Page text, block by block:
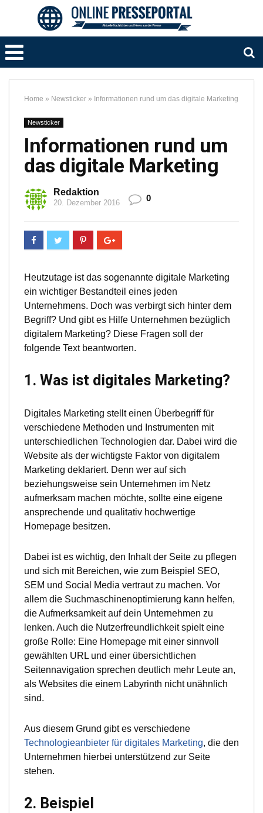
Home » Newsticker » Informationen rund um das digitale Marketing
Newsticker
Informationen rund um
das digitale Marketing
Redaktion
20. Dezember 2016 0
Heutzutage ist das sogenannte digitale Marketing
ein wichtiger Bestandteil eines jeden
Unternehmens. Doch was verbirgt sich hinter dem
Begriff? Und gibt es Hilfe Unternehmen bezüglich
digitalem Marketing? Diese Fragen soll der
folgende Text beantworten.
1. Was ist digitales Marketing?
Digitales Marketing stellt einen Überbegriff für
verschiedene Methoden und Instrumenten mit
unterschiedlichen Technologien dar. Dabei wird die
Website als der wichtigste Faktor von digitalem
Marketing deklariert. Denn wer auf sich
beziehungsweise sein Unternehmen im Netz
aufmerksam machen möchte, sollte eine eigene
ansprechende und qualitativ hochwertige
Homepage besitzen.
Dabei ist es wichtig, den Inhalt der Seite zu pflegen
und sich mit Bereichen, wie zum Beispiel SEO,
SEM und Social Media vertraut zu machen. Vor
allem die Suchmaschinenoptimierung kann helfen,
die Aufmerksamkeit auf dein Unternehmen zu
lenken. Auch die Nutzerfreundlichkeit spielt eine
große Rolle: Eine Homepage mit einer sinnvoll
gewählten URL und einer übersichtlichen
Seitennavigation sprechen deutlich mehr Leute an,
als Websites die einem Labyrinth nicht unähnlich
sind.
Aus diesem Grund gibt es verschiedene
Technologieanbieter für digitales Marketing, die den
Unternehmen hierbei unterstützend zur Seite
stehen.
2. Beispiel